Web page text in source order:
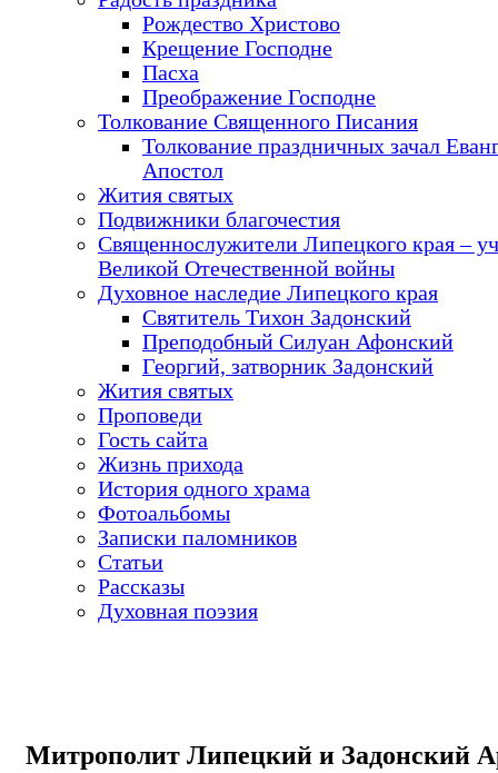
Рождество Христово
Крещение Господне
Пасха
Преображение Господне
Толкование Священного Писания
Толкование праздничных зачал
Апостол
Жития святых
Подвижники благочестия
Священнослужители Липецкого края –
Великой Отечественной войны
Духовное наследие Липецкого края
Святитель Тихон Задонский
Преподобный Силуан Афонский
Георгий, затворник Задонский
Жития святых
Проповеди
Гость сайта
Жизнь прихода
История одного храма
Фотоальбомы
Записки паломников
Статьи
Рассказы
Духовная поэзия
Митрополит Липецкий и Задонский